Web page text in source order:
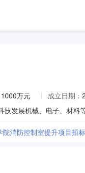
1000万元 成立日期：
技发展机械、电子、材
院消防控制室提升项目招